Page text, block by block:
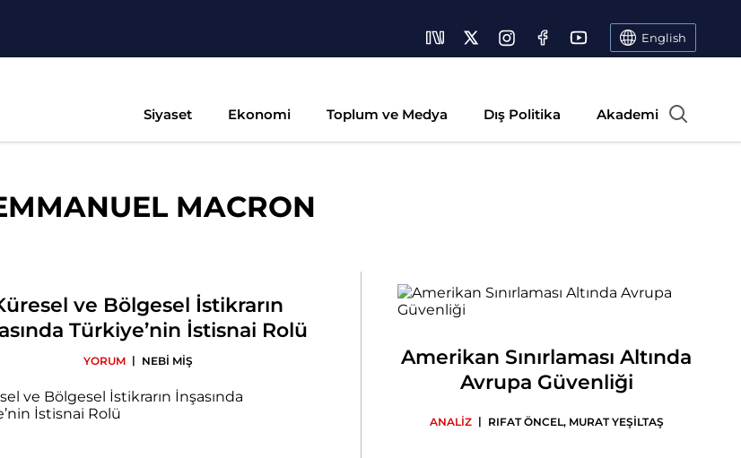
English
Siyaset Ekonomi Toplum ve Medya Dış Politika Akademi
MACRON
ve Bölgesel İstikrarın
Türkiye’nin İstisnai Rolü
YORUM | NEBİ MİŞ
Amerikan Sınırlaması Altında
Avrupa Güvenliği
ANALİZ | RIFAT ÖNCEL, MURAT YEŞİLTAŞ